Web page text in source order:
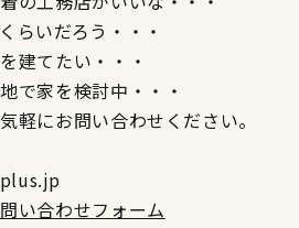
らいだろう・・・
建てたい・・・
で家を検討中・・・
軽にお問い合わせください。
い合わせフォーム